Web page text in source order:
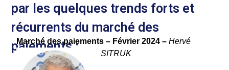
par les quelques trends forts et
récurrents du marché des
paiements :
Marché des paiements – Février 2024 –Hervé
SITRUK